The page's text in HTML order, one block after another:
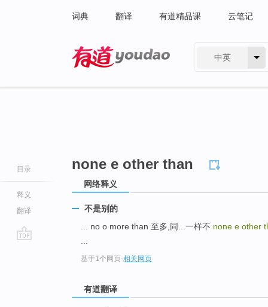
词典 翻译 有道精品课 云笔记
中英
目录
释义
翻译
none e other than
网络释义
不是别的
... no o more than 至多,同...一样不 none e other
基于1个网页-相关网页
有道翻译